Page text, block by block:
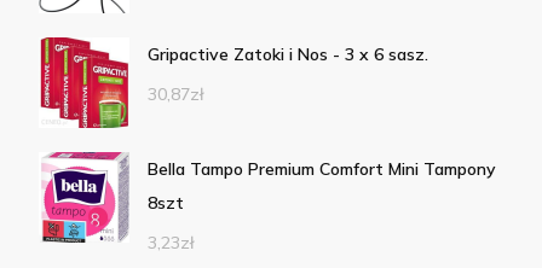
Gripactive Zatoki i Nos - 3 x 6 sasz.
30,87zł
Bella Tampo Premium Comfort Mini Tampony
8szt
3,23zł